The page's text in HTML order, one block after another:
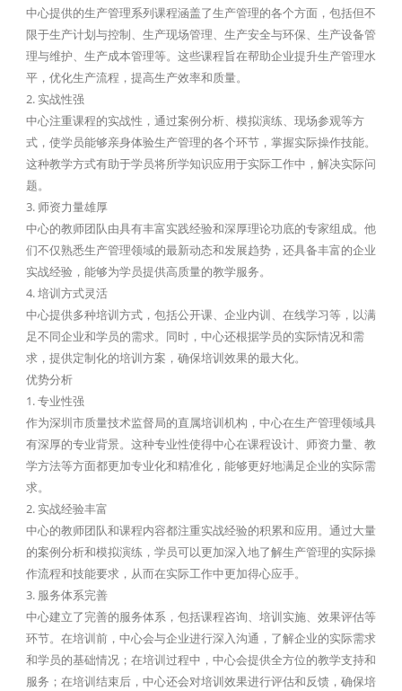
中心提供的生产管理系列课程涵盖了生产管理的各个方面，包括但不
限于生产计划与控制、生产现场管理、生产安全与环保、生产设备管
理与维护、生产成本管理等。这些课程旨在帮助企业提升生产管理水
平，优化生产流程，提高生产效率和质量。
2. 实战性强
中心注重课程的实战性，通过案例分析、模拟演练、现场参观等方
式，使学员能够亲身体验生产管理的各个环节，掌握实际操作技能。
这种教学方式有助于学员将所学知识应用于实际工作中，解决实际问
题。
3. 师资力量雄厚
中心的教师团队由具有丰富实践经验和深厚理论功底的专家组成。他
们不仅熟悉生产管理领域的最新动态和发展趋势，还具备丰富的企业
实战经验，能够为学员提供高质量的教学服务。
4. 培训方式灵活
中心提供多种培训方式，包括公开课、企业内训、在线学习等，以满
足不同企业和学员的需求。同时，中心还根据学员的实际情况和需
求，提供定制化的培训方案，确保培训效果的最大化。
优势分析
1. 专业性强
作为深圳市质量技术监督局的直属培训机构，中心在生产管理领域具
有深厚的专业背景。这种专业性使得中心在课程设计、师资力量、教
学方法等方面都更加专业化和精准化，能够更好地满足企业的实际需
求。
2. 实战经验丰富
中心的教师团队和课程内容都注重实战经验的积累和应用。通过大量
的案例分析和模拟演练，学员可以更加深入地了解生产管理的实际操
作流程和技能要求，从而在实际工作中更加得心应手。
3. 服务体系完善
中心建立了完善的服务体系，包括课程咨询、培训实施、效果评估等
环节。在培训前，中心会与企业进行深入沟通，了解企业的实际需求
和学员的基础情况；在培训过程中，中心会提供全方位的教学支持和
服务；在培训结束后，中心还会对培训效果进行评估和反馈，确保培